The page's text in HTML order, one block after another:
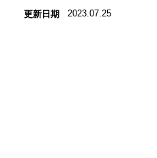
更新日期 2023.07.25